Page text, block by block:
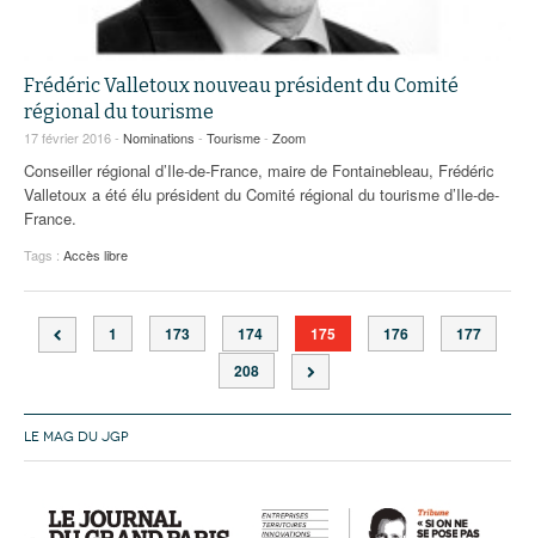
Frédéric Valletoux nouveau président du Comité
régional du tourisme
17 février 2016 - Nominations - Tourisme- Zoom
Conseiller régional d’Ile-de-France, maire de Fontainebleau, Frédéric
Valletoux a été élu président du Comité régional du tourisme d’Ile-de-
France.
Tags : Accès libre
1 173 174 175 176
177
208
LE MAG DU JGP